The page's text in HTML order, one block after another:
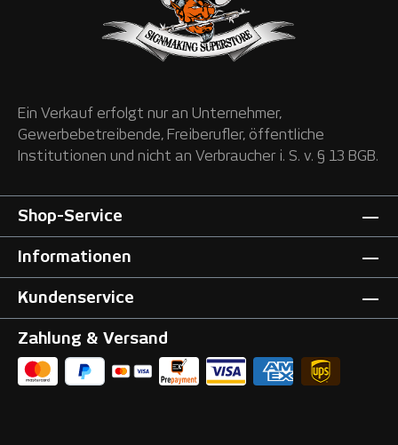
Ein Verkauf erfolgt nur an Unternehmer,
Gewerbebetreibende, Freiberufler, öffentliche
Institutionen und nicht an Verbraucher i. S. v. § 13 BGB.
Shop-Service
Informationen
Kundenservice
Zahlung & Versand